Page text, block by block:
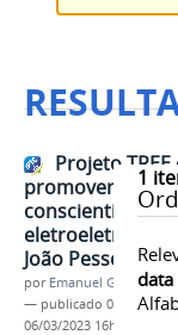
1
data
Projeto TREE
promoveram
conscientização
eletroeletrônicos
João Pessoa
por Emanuel Gomes
— publicado 06/03/2023
06/03/2023 16h22